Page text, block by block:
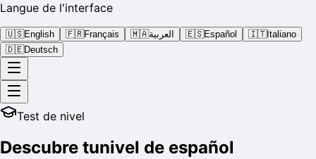
Langue de l'interface
🇺🇸English 🇫🇷Français 🇲🇦العربية 🇪🇸Español 🇮🇹Italiano
🇩🇪Deutsch
Test de nivel
Descubre tunivel de español